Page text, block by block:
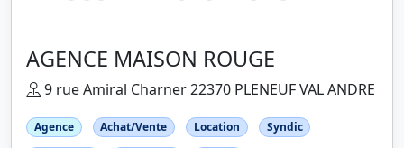
AGENCE MAISON ROUGE
9 rue Amiral Charner 22370 PLENEUF VAL ANDRE
Agence Achat/Vente Location
Syndic